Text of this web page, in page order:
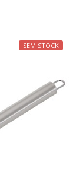
SEM STOCK